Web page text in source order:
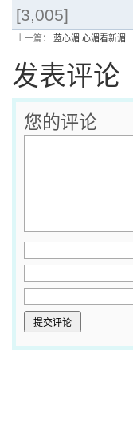
[3,005]
上一篇： 蓝心湄 心湄看新湄
发表评论
您的评论